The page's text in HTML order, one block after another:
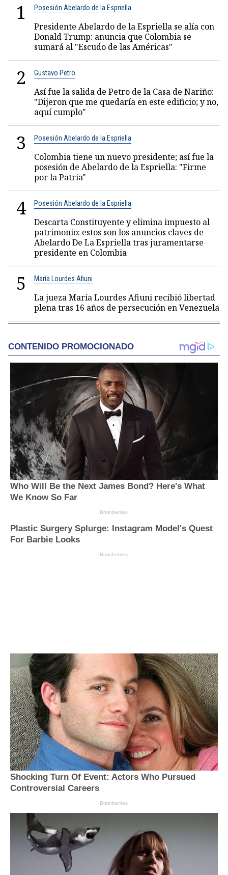
1 Posesión Abelardo de la Espriella
Presidente Abelardo de la Espriella se alía con
Donald Trump: anuncia que Colombia se
sumará al "Escudo de las Américas"
2 Gustavo Petro
Así fue la salida de Petro de la Casa de Nariño:
"Dijeron que me quedaría en este edificio; y no,
aquí cumplo"
3 Posesión Abelardo de la Espriella
Colombia tiene un nuevo presidente; así fue la
posesión de Abelardo de la Espriella: "Firme
por la Patria"
4 Posesión Abelardo de la Espriella
Descarta Constituyente y elimina impuesto al
patrimonio: estos son los anuncios claves de
Abelardo De La Espriella tras juramentarse
presidente en Colombia
5 María Lourdes Afiuni
La jueza María Lourdes Afiuni recibió libertad
plena tras 16 años de persecución en Venezuela